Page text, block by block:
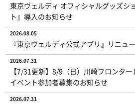
東京ヴェルディ オフィシャルグッズシ
ト』導入のお知らせ
2026.08.05
『東京ヴェルディ公式アプリ』リニュ
2026.07.31
【7/31更新】8/9（日）川崎フロンタ
イベント参加者募集のお知らせ
2026.07.31